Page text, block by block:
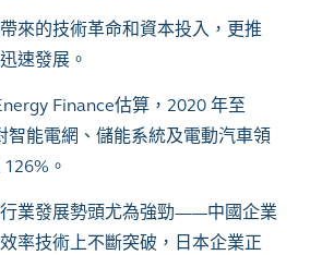
來的技術革命和資本投入，更推
速發展。
Finance估算，2020 年至
智能電網、儲能系統及電動汽車領
。
業發展勢頭尤為強勁——中國企業
率技術上不斷突破，日本企業正